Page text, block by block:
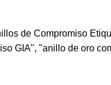
de Compromiso
GIA", "anillo de oro